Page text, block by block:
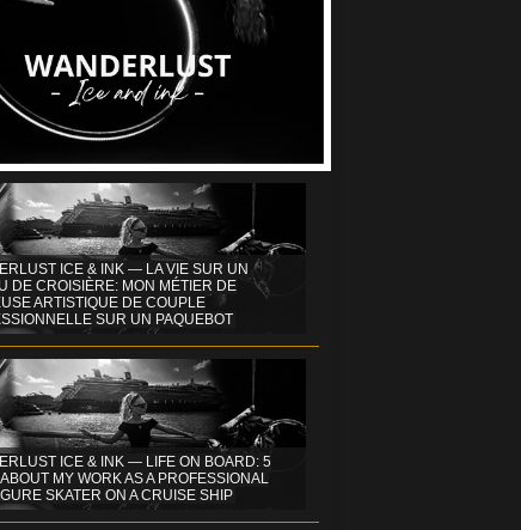
ICE & INK — LA VIE SUR UN
DE CROISIÈRE: MON MÉTIER DE
ARTISTIQUE DE COUPLE
SUR UN PAQUEBOT
ICE & INK — LIFE ON BOARD: 5
ABOUT MY WORK AS A PROFESSIONAL
SKATER ON A CRUISE SHIP